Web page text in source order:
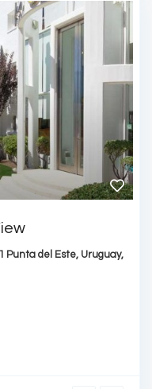
Punta del Este, Uruguay,